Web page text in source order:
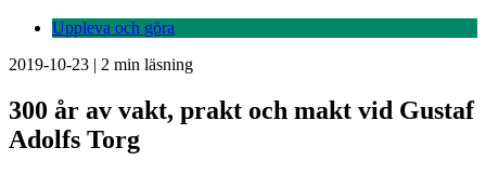
Uppleva och göra
2019-10-23 | 2 min läsning
300 år av vakt, prakt och makt vid Gustaf
Adolfs Torg